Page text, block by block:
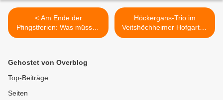
< Am Ende der
Pfingstferien: Was müssen
Reiserückkehrer beachten?
Höckergans-Trio im
Veitshöchheimer Hofgarten
wieder komplett >
Gehostet von Overblog
Top-Beiträge
Seiten